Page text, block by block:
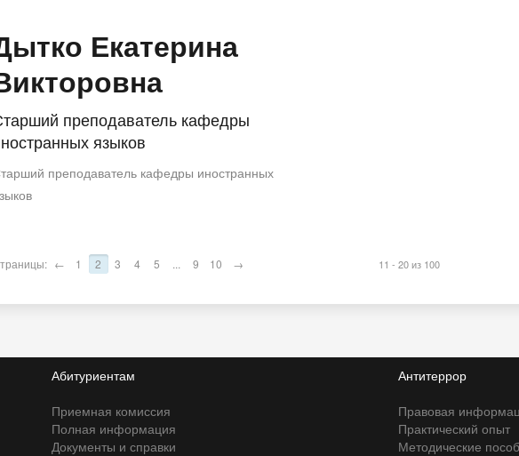
Екатерина
преподаватель кафедры
языков
преподаватель кафедры иностранных
11 - 20 из 100
← 1 2 3 4 5 ... 9 10 →
Абитуриентам
Приемная комиссия
Полная информация
Документы и справки
Антитеррор
Правовая
Практический опыт
Методические